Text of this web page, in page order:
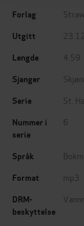
Forlag
Utgitt
Lengde 4:59
Sjanger
Serie St.
Nummer i
serie
6
Språk
Format mp3
DRM-
beskyttelse